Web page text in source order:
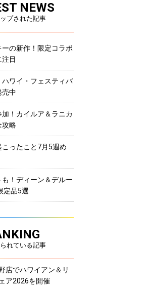
NEWS
プされた記事
の新作！限定コラボ
目
ハワイ・フェスティバ
売中
加！カイルア＆ラニカ
攻略
ったこと7月5週め
も！ディーン＆デルー
定品5選
れている記事
店でハワイアン＆リ
ア2026を開催